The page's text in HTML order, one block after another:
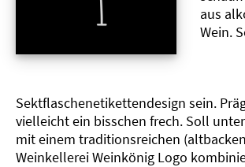
aus
Wein.
Sektflaschenetikettendesign sein.
vielleicht ein bisschen frech. Soll
mit einem traditionsreichen
Weinkellerei Weinkönig Logo